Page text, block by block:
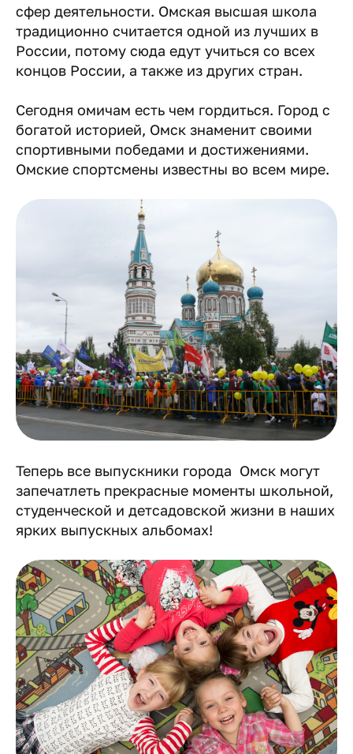
сфер деятельности. Омская высшая школа
традиционно считается одной из лучших в
России, потому сюда едут учиться со всех
концов России, а также из других стран.
Сегодня омичам есть чем гордиться. Город с
богатой историей, Омск знаменит своими
спортивными победами и достижениями.
Омские спортсмены известны во всем мире.
Теперь все выпускники города Омск могут
запечатлеть прекрасные моменты школьной,
студенческой и детсадовской жизни в наших
ярких выпускных альбомах!